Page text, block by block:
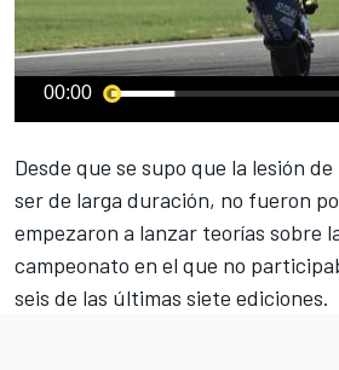
00:00
Desde que se supo que la lesión de
ser de larga duración, no fueron
empezaron a lanzar teorías sobre
campeonato en el que no
seis de las últimas siete ediciones.